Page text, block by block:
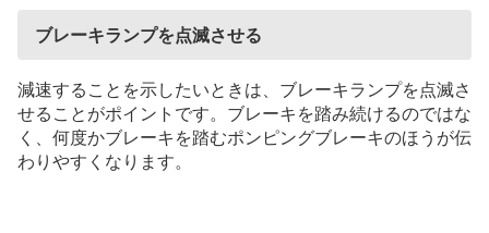
ブレーキランプを点滅させる
減速することを示したいときは、ブレーキランプを点滅さ
せることがポイントです。ブレーキを踏み続けるのではな
く、何度かブレーキを踏むポンピングブレーキのほうが伝
わりやすくなります。